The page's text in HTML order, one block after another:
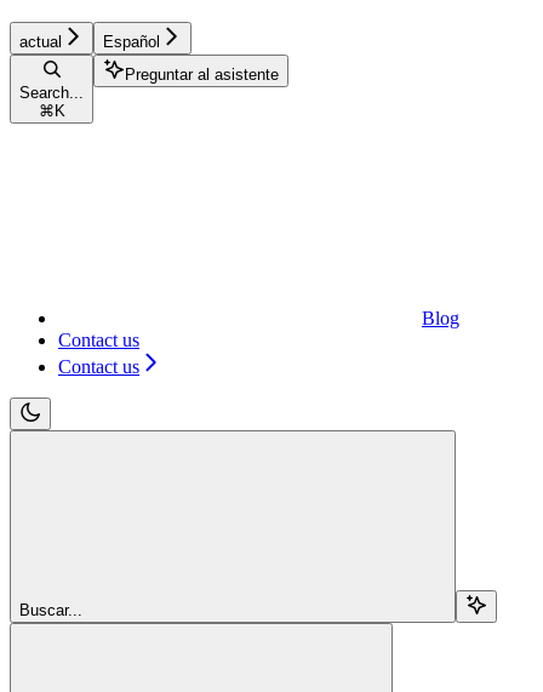
actual Español
Search...
⌘ K
Preguntar al asistente
Blog
Contact us
Contact us
Buscar...